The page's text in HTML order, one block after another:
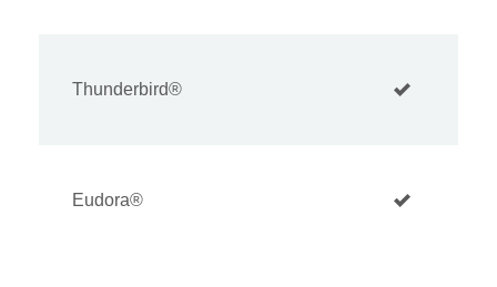
Thunderbird®
Eudora®